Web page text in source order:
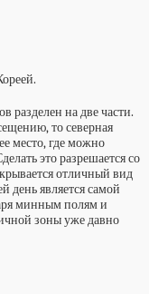
разделен на две части.
то северная
место, где можно
это разрешается со
отличный вид
день является самой
минным полям и
зоны уже давно